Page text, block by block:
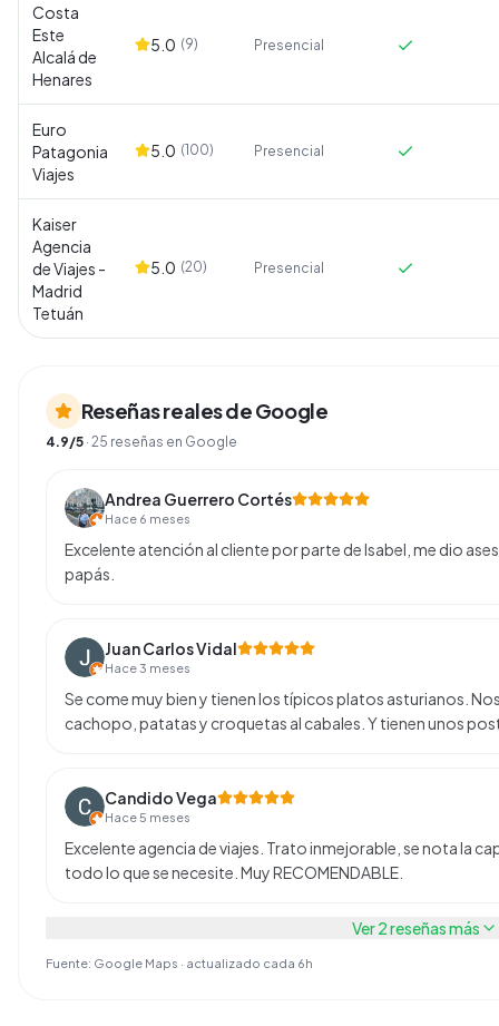
Costa
Este
Alcalá de
Henares
5.0 (9) Presencial
Euro
Patagonia
Viajes
5.0 (100) Presencial
Kaiser
Agencia
de Viajes -
Madrid
Tetuán
5.0 (20) Presencial
Reseñas reales de Google
4.9/5 · 25 reseñas en Google
Andrea Guerrero Cortés
Hace 6 meses
Excelente atención al cliente por parte de Isabel, me dio
papás.
Juan Carlos Vidal
Hace 3 meses
Se come muy bien y tienen los típicos platos asturianos.
cachopo, patatas y croquetas al cabales. Y tienen unos
Candido Vega
Hace 5 meses
Excelente agencia de viajes. Trato inmejorable, se nota la
todo lo que se necesite. Muy RECOMENDABLE.
Ver2reseñas más
Fuente: Google Maps · actualizado cada 6h